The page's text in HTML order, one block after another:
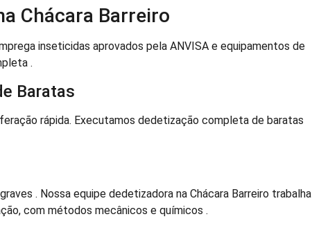
Chácara Barreiro
inseticidas aprovados pela ANVISA e equipamentos de
.
Baratas
rápida. Executamos dedetização completa de baratas
. Nossa equipe dedetizadora na Chácara Barreiro trabalha
com métodos mecânicos e químicos .